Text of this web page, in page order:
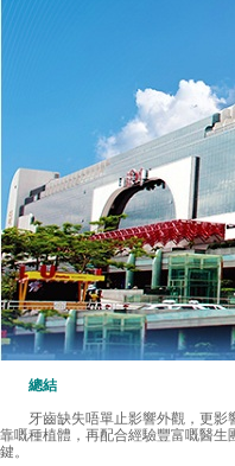
總結
牙齒缺失唔單止影響外觀，更影
靠嘅種植體，再配合經驗豐富嘅醫
鍵。